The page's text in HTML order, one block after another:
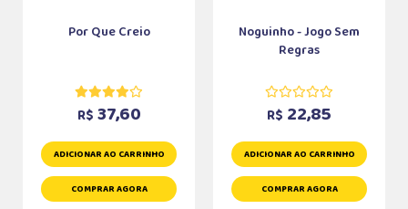
Por Que Creio
R$ 37,60
ADICIONAR AO CARRINHO
COMPRAR AGORA
Noguinho - Jogo Sem
Regras
R$ 22,85
ADICIONAR AO CARRINHO
COMPRAR AGORA